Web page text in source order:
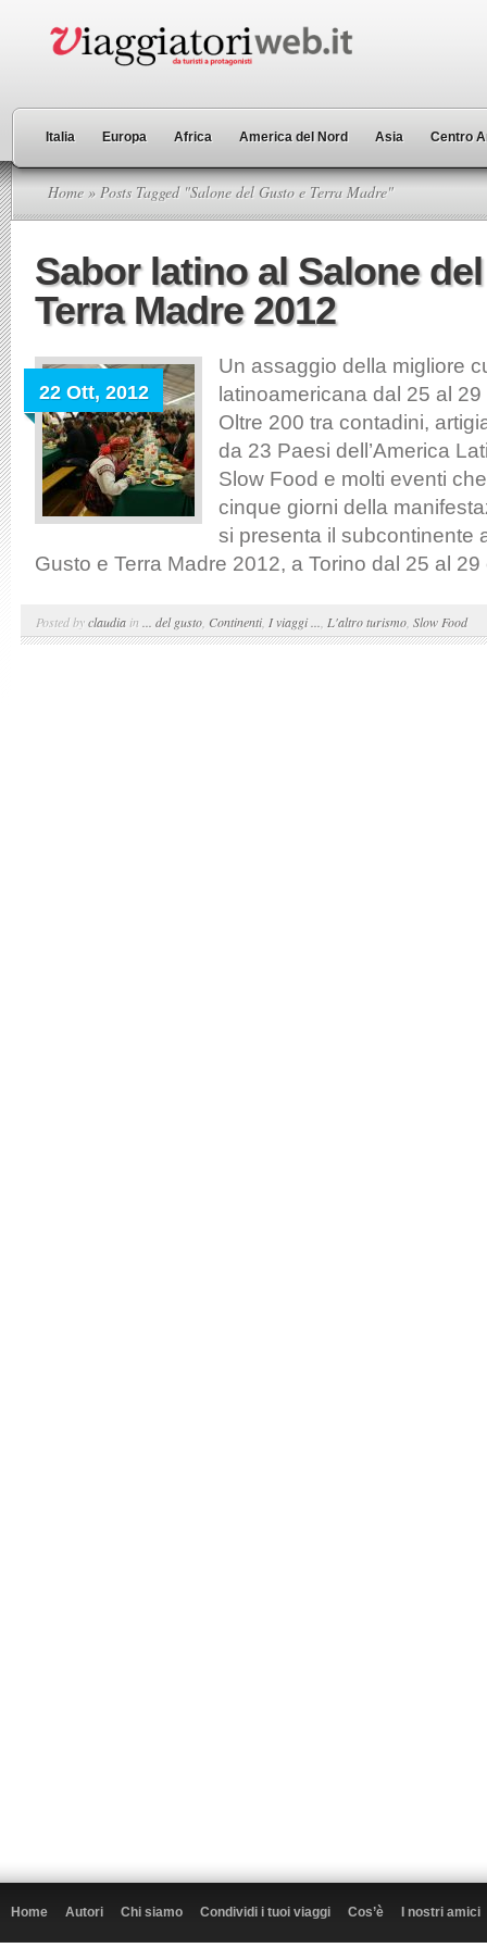
Italia Europa Africa America del Nord Asia Centro
Home » Posts Tagged "Salone del Gusto e Terra Madre"
Sabor latino al Salone
Terra Madre 2012
22 Ott, 2012
Un assaggio della migliore
latinoamericana dal 25 al
Oltre 200 tra contadini,
da 23 Paesi dell’America
Slow Food e molti eventi
cinque giorni della
si presenta il subcontinente
Gusto e Terra Madre 2012, a Torino dal 25 al 29
Posted byclaudia in ... del gusto Continenti, I viaggi ... L'altro turismo Slow Food
Home Autori Chi siamo Condividi i tuoi viaggi Cos’è I nostri amici